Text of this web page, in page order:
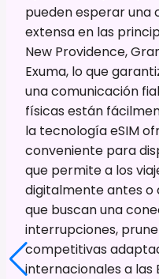
pueden esperar una
extensa en las
New Providence,
Exuma, lo que
una comunicación
físicas están
la tecnología eSIM
conveniente para
que permite a los
digitalmente antes o
que buscan una
interrupciones,
competitivas
internacionales a las